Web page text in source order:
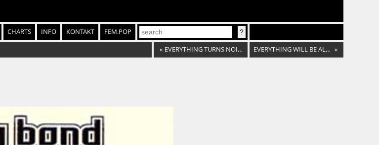
CHARTS INFO KONTAKT FEM.POP
« EVERYTHING TURNS NOIRE EVERYTHING WILL BE ALRIGHT »